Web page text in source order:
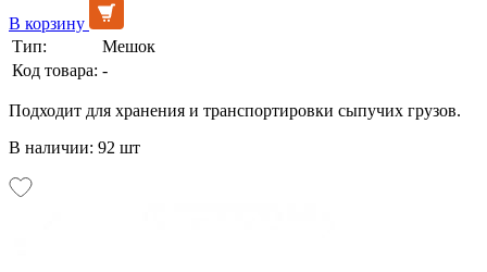
В корзину
Тип:
Мешок
Код товара: -
Подходит для хранения и транспортировки сыпучих грузов.
В наличии: 92 шт